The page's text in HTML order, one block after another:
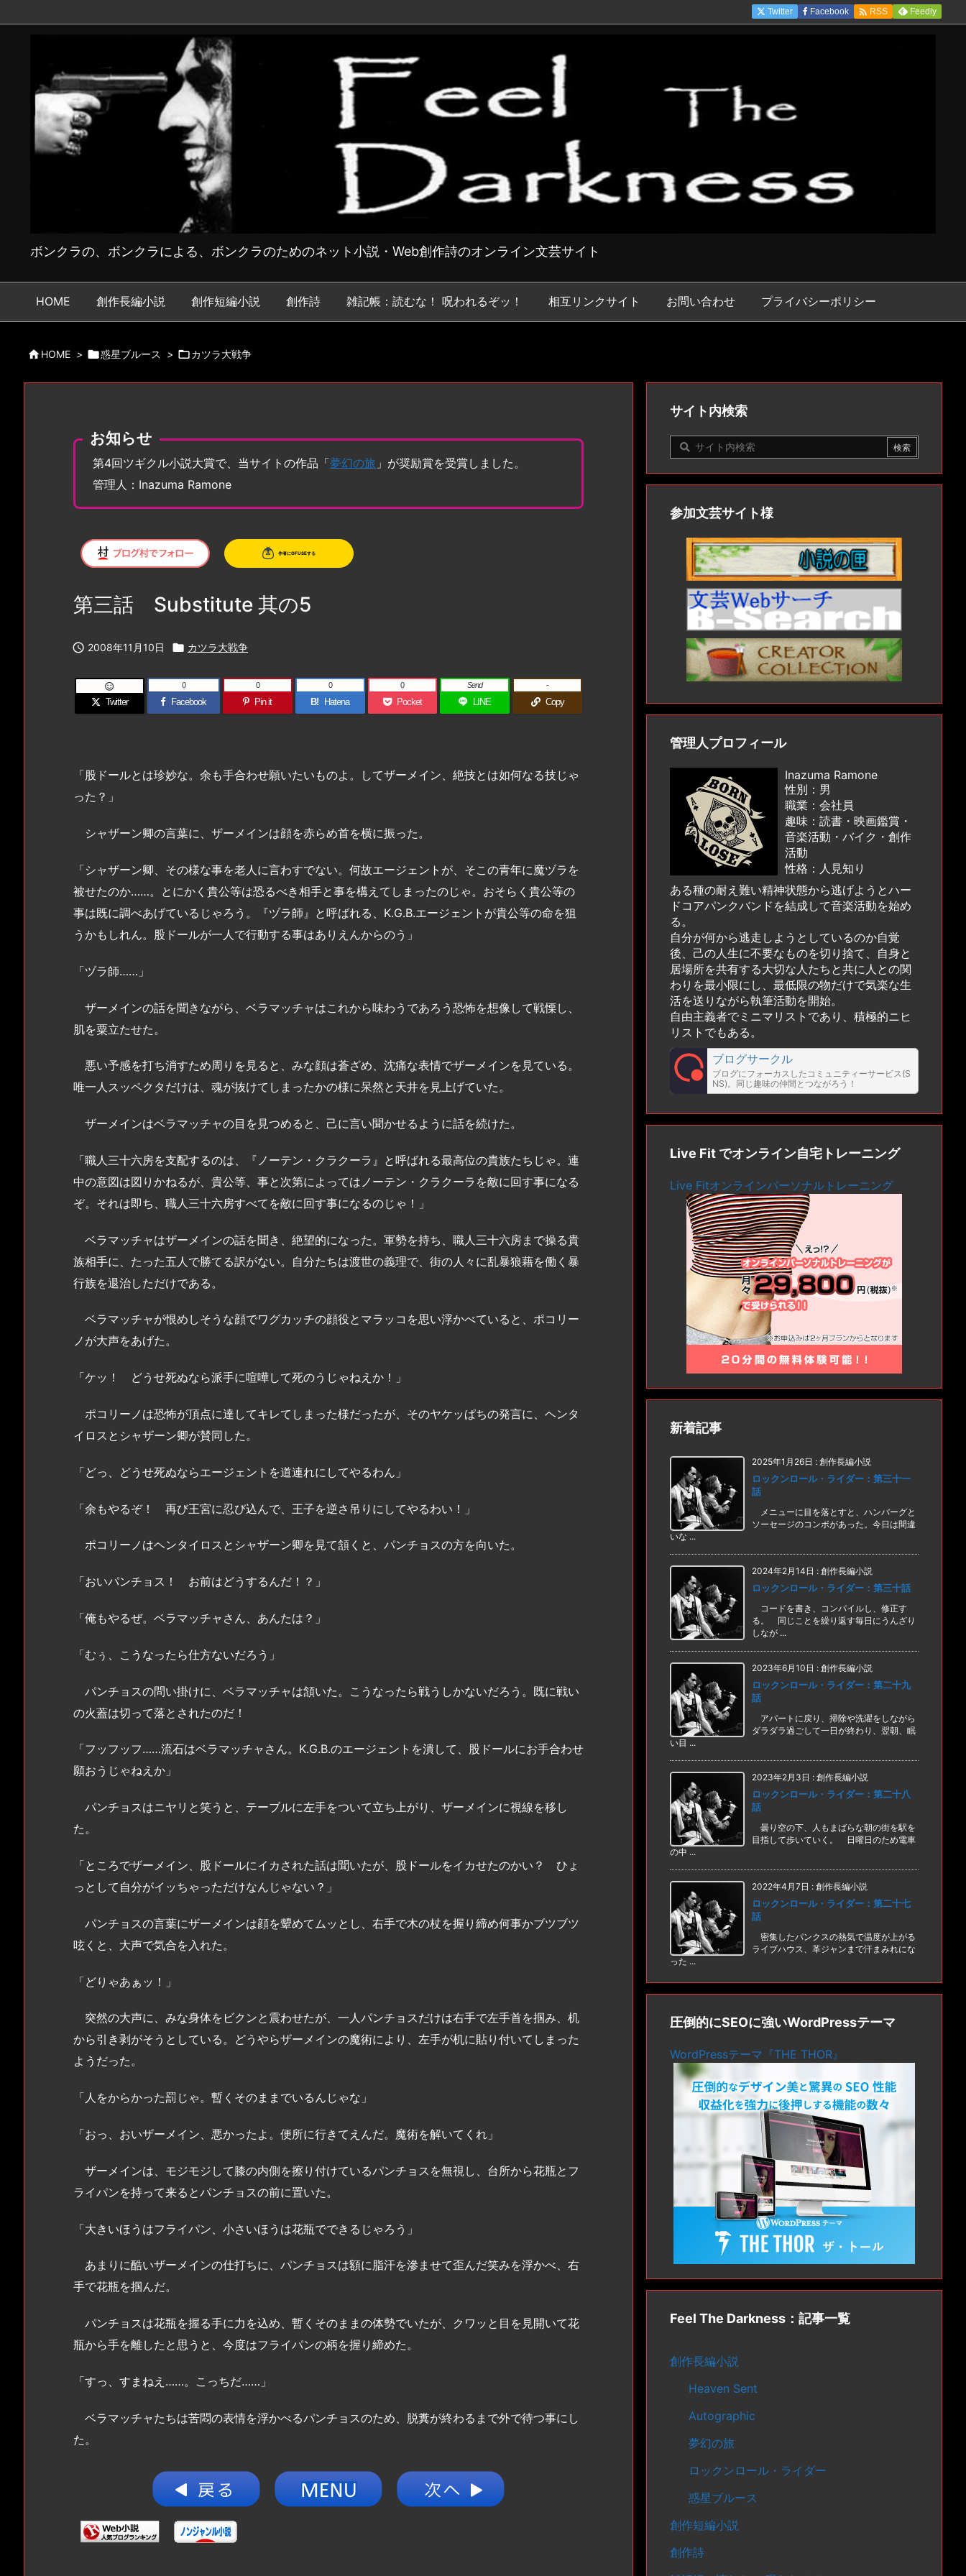
ボンクラの、ボンクラによる、ボンクラのためのネット小説・Web創作詩のオンライン文芸サイト
HOME 創作長編小説 創作短編小説 創作詩 雑記帳：読むな！ 呪われるぞッ！ 相互リンクサイト お問い合わせ プライバシーポリシー
Twitter Facebook  RSS Feedly
HOME > 惑星ブルース > カツラ大戦争
お知らせ
第4回ツギクル小説大賞で、当サイトの作品「夢幻の旅 」が奨励賞を受賞しました。
管理人：Inazuma Ramone
第三話 Substitute 其の5
 2008年11月10日  カツラ大戦争
Twitter

Facebook
0
Pin it
0
B! Hatena
0
Pocket
0
LINE
Send
Copy
-
「股ドールとは珍妙な。余も手合わせ願いたいものよ。してザーメイン、絶技とは如何なる技じゃ
った？」
シャザーン卿の言葉に、ザーメインは顔を赤らめ首を横に振った。
「シャザーン卿、その様な事を老人に言わすでない。何故エージェントが、そこの青年に魔ヅラを
被せたのか……。とにかく貴公等は恐るべき相手と事を構えてしまったのじゃ。おそらく貴公等の
事は既に調べあげているじゃろう。『ヅラ師』と呼ばれる、K.G.B.エージェントが貴公等の命を狙
うかもしれん。股ドールが一人で行動する事はありえんからのう」
「ヅラ師……」
ザーメインの話を聞きながら、ベラマッチャはこれから味わうであろう恐怖を想像して戦慄し、
肌を粟立たせた。
悪い予感を打ち消すため周りを見ると、みな顔は蒼ざめ、沈痛な表情でザーメインを見ている。
唯一人スッペクタだけは、魂が抜けてしまったかの様に呆然と天井を見上げていた。
ザーメインはベラマッチャの目を見つめると、己に言い聞かせるように話を続けた。
「職人三十六房を支配するのは、『ノーテン・クラクーラ』と呼ばれる最高位の貴族たちじゃ。連
中の意図は図りかねるが、貴公等、事と次第によってはノーテン・クラクーラを敵に回す事になる
ぞ。それは即ち、職人三十六房すべてを敵に回す事になるのじゃ！」
ベラマッチャはザーメインの話を聞き、絶望的になった。軍勢を持ち、職人三十六房まで操る貴
族相手に、たった五人で勝てる訳がない。自分たちは渡世の義理で、街の人々に乱暴狼藉を働く暴
行族を退治しただけである。
ベラマッチャが恨めしそうな顔でワグカッチの顔役とマラッコを思い浮かべていると、ポコリー
ノが大声をあげた。
「ケッ！ どうせ死ぬなら派手に喧嘩して死のうじゃねえか！」
ポコリーノは恐怖が頂点に達してキレてしまった様だったが、そのヤケッぱちの発言に、ヘンタ
イロスとシャザーン卿が賛同した。
「どっ、どうせ死ぬならエージェントを道連れにしてやるわん」
「余もやるぞ！ 再び王宮に忍び込んで、王子を逆さ吊りにしてやるわい！」
ポコリーノはヘンタイロスとシャザーン卿を見て頷くと、パンチョスの方を向いた。
「おいパンチョス！ お前はどうするんだ！？」
「俺もやるぜ。ベラマッチャさん、あんたは？」
「むぅ、こうなったら仕方ないだろう」
パンチョスの問い掛けに、ベラマッチャは頷いた。こうなったら戦うしかないだろう。既に戦い
の火蓋は切って落とされたのだ！
「フッフッフ……流石はベラマッチャさん。K.G.B.のエージェントを潰して、股ドールにお手合わせ
願おうじゃねえか」
パンチョスはニヤリと笑うと、テーブルに左手をついて立ち上がり、ザーメインに視線を移し
た。
「ところでザーメイン、股ドールにイカされた話は聞いたが、股ドールをイカせたのかい？ ひょ
っとして自分がイッちゃっただけなんじゃない？」
パンチョスの言葉にザーメインは顔を顰めてムッとし、右手で木の杖を握り締め何事かブツブツ
呟くと、大声で気合を入れた。
「どりゃあぁッ！」
突然の大声に、みな身体をビクンと震わせたが、一人パンチョスだけは右手で左手首を掴み、机
から引き剥がそうとしている。どうやらザーメインの魔術により、左手が机に貼り付いてしまった
ようだった。
「人をからかった罰じゃ。暫くそのままでいるんじゃな」
「おっ、おいザーメイン、悪かったよ。便所に行きてえんだ。魔術を解いてくれ」
ザーメインは、モジモジして膝の内側を擦り付けているパンチョスを無視し、台所から花瓶とフ
ライパンを持って来るとパンチョスの前に置いた。
「大きいほうはフライパン、小さいほうは花瓶でできるじゃろう」
あまりに酷いザーメインの仕打ちに、パンチョスは額に脂汗を滲ませて歪んだ笑みを浮かべ、右
手で花瓶を掴んだ。
パンチョスは花瓶を握る手に力を込め、暫くそのままの体勢でいたが、クワッと目を見開いて花
瓶から手を離したと思うと、今度はフライパンの柄を握り締めた。
「すっ、すまねえ……。こっちだ……」
ベラマッチャたちは苦悶の表情を浮かべるパンチョスのため、脱糞が終わるまで外で待つ事にし
た。
サイト内検索
参加文芸サイト様
管理人プロフィール
Inazuma Ramone
性別：男
職業：会社員
趣味：読書・映画鑑賞・
音楽活動・バイク・創作
活動
性格：人見知り
ある種の耐え難い精神状態から逃げようとハー
ドコアパンクバンドを結成して音楽活動を始め
る。
自分が何から逃走しようとしているのか自覚
後、己の人生に不要なものを切り捨て、自身と
居場所を共有する大切な人たちと共に人との関
わりを最小限にし、最低限の物だけで気楽な生
活を送りながら執筆活動を開始。
自由主義者でミニマリストであり、積極的ニヒ
リストでもある。
ブログサークル
ブログにフォーカスしたコミュニティーサービス(S
NS)。同じ趣味の仲間とつながろう！
Live Fit でオンライン自宅トレーニング
Live Fitオンラインパーソナルトレーニング
新着記事
2025年1月26日 : 創作長編小説
ロックンロール・ライダー：第三十一
話
メニューに目を落とすと、ハンバーグと
ソーセージのコンボがあった。今日は間違
いな ...
2024年2月14日 : 創作長編小説
ロックンロール・ライダー：第三十話
コードを書き、コンパイルし、修正す
る。 同じことを繰り返す毎日にうんざり
しなが ...
2023年6月10日 : 創作長編小説
ロックンロール・ライダー：第二十九
話
アパートに戻り、掃除や洗濯をしながら
ダラダラ過ごして一日が終わり、翌朝、眠
い目 ...
2023年2月3日 : 創作長編小説
ロックンロール・ライダー：第二十八
話
曇り空の下、人もまばらな朝の街を駅を
目指して歩いていく。 日曜日のため電車
の中 ...
2022年4月7日 : 創作長編小説
ロックンロール・ライダー：第二十七
話
密集したパンクスの熱気で温度が上がる
ライブハウス、革ジャンまで汗まみれにな
った ...
圧倒的にSEOに強いWordPressテーマ
WordPressテーマ『THE THOR』
Feel The Darkness：記事一覧
創作長編小説
Heaven Sent
Autographic
夢幻の旅
ロックンロール・ライダー
惑星ブルース
創作短編小説
創作詩